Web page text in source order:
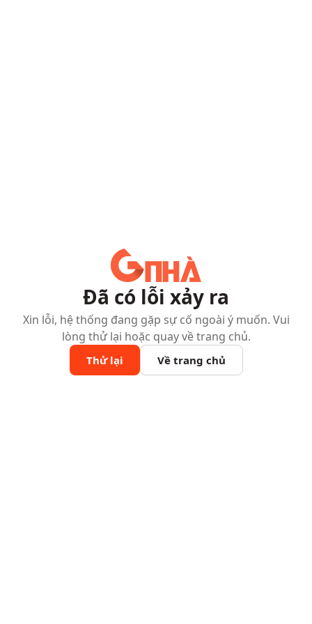
Đã có lỗi xảy ra
Xin lỗi, hệ thống đang gặp sự cố ngoài ý muốn. Vui
lòng thử lại hoặc quay về trang chủ.
Thử lại Về trang chủ